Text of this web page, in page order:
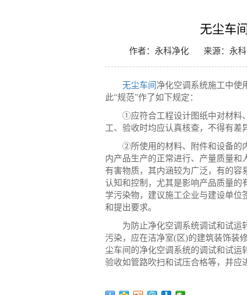
无尘车
作者：永科净化 来源：永
无尘车间 净化空调系统施工中使
此“规范”作了如下规定：
①应符合工程设计图纸中对材料
工、验收时均应认真核查，不得有差
②所使用的材料、附件和设备的
内产品生产的正常进行、产量质量和
有害物质，其内涵较为广泛，有的容
认知和控制，尤其是影响产品质量的
学污染物，建议施工企业与建设单位
和提出要求。
为防止净化空调系统调试和试运
污染，应在洁净室(区)的建筑装饰装
尘车间的净化空调系统的调试和试运
验收如管路吹扫和试压合格等，并应